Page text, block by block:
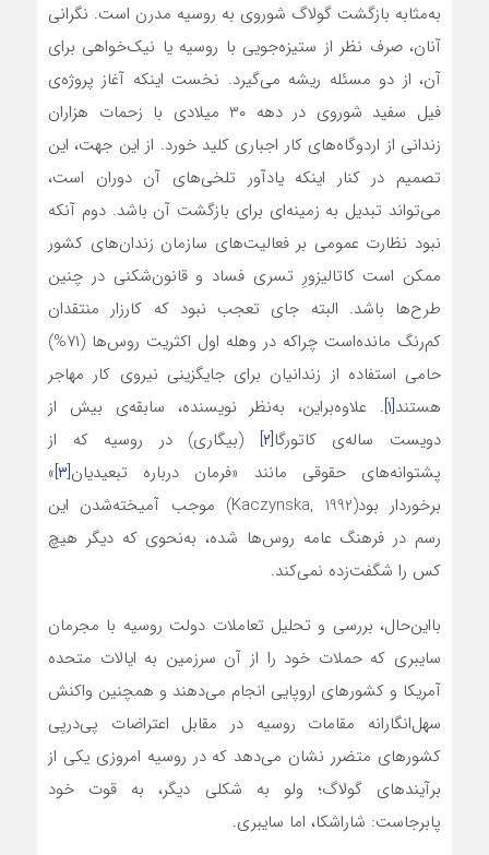
به‌مثابه بازگشت گولاگ شوروی به روسیه مدرن است. نگرانی
آنان، صرف نظر از ستیزه‌جویی با روسیه یا نیک‌خواهی برای
آن، از دو مسئله ریشه می‌گیرد. نخست اینکه آغاز پروژه‌ی
فیل سفید شوروی در دهه ۳۰ میلادی با زحمات هزاران
زندانی از اردوگاه‌های کار اجباری کلید خورد. از این جهت، این
تصمیم در کنار اینکه یادآور تلخی‌های آن دوران است،
می‌تواند تبدیل به زمینه‌ای برای بازگشت آن باشد. دوم آنکه
نبود نظارت عمومی بر فعالیت‌های سازمان زندان‌های کشور
ممکن است کاتالیزورِ تسری فساد و قانون‌شکنی در چنین
طرح‌ها باشد. البته جای تعجب نبود که کارزار منتقدان
کم‌رنگ مانده‌است چراکه در وهله اول اکثریت روس‌ها (۷۱%)
حامی استفاده از زندانیان برای جایگزینی نیروی کار مهاجر
هستند[۱] . علاوه‌بر‌این، به‌نظر نویسنده، سابقه‌ی بیش از
دویست ساله‌ی کاتورگا[۲]
(بیگاری) در روسیه که از
پشتوانه‌‌های حقوقی مانند «فرمان درباره تبعیدیان[۳] »
برخوردار بود(Kaczynska, 1992) موجب آمیخته‌شدن این
رسم در فرهنگ عامه‌ روس‌ها شده، به‌نحوی که دیگر هیچ
کس را شگفت‌زده نمی‌کند.
با‌این‌حال، بررسی و تحلیل تعاملات دولت روسیه با مجرمان
سایبری که حملات خود را از آن سرزمین به ایالات متحده
آمریکا و کشورهای اروپایی انجام می‌دهند و همچنین واکنش
سهل‌انگارانه مقامات روسیه در مقابل اعتراضات پی‌در‌پی
کشورهای متضرر نشان‌ می‌دهد که در روسیه امروزی یکی از
برآیند‌های گولاگ؛ ولو به شکلی دیگر، به قوت خود
پابرجاست: شاراشکا، اما سایبری.